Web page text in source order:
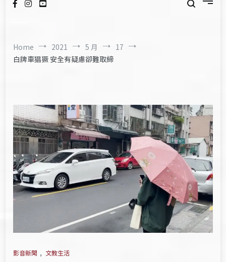
Home 2021 5 月
17
白牌車猖獗 安全有疑慮卻難取締
影音新聞 , 文教生活